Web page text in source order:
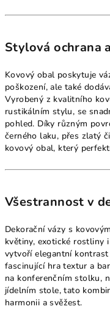
Stylová ochrana
Kovový obal poskytuje
poškození, ale také
Vyrobený z kvalitního
rustikálním stylu, se
pohled. Díky různým
černého laku, přes zlatý
kovový obal, který
Všestrannost v
Dekorační vázy s
květiny, exotické rostliny
vytvoří elegantní
fascinující hra textur a
na konferenčním stolku,
jídelním stole, tato
harmonii a svěžest.